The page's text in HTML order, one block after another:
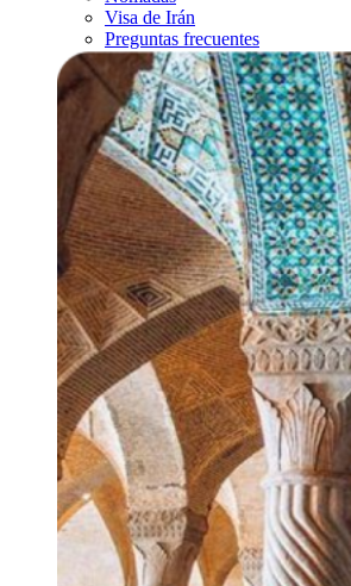
Visa de Irán
Preguntas frecuentes